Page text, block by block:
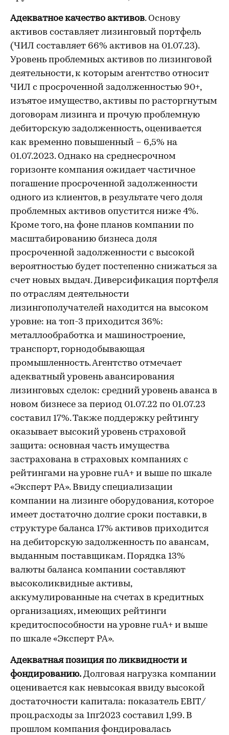
Адекватное качество активов. Основу
активов составляет лизинговый портфель
(ЧИЛ составляет 66% активов на 01.07.23).
Уровень проблемных активов по лизинговой
деятельности, к которым агентство относит
ЧИЛ с просроченной задолженностью 90+,
изъятое имущество, активы по расторгнутым
договорам лизинга и прочую проблемную
дебиторскую задолженность, оценивается
как временно повышенный – 6,5% на
01.07.2023. Однако на среднесрочном
горизонте компания ожидает частичное
погашение просроченной задолженности
одного из клиентов, в результате чего доля
проблемных активов опустится ниже 4%.
Кроме того, на фоне планов компании по
масштабированию бизнеса доля
просроченной задолженности с высокой
вероятностью будет постепенно снижаться за
счет новых выдач. Диверсификация портфеля
по отраслям деятельности
лизингополучателей находится на высоком
уровне: на топ-3 приходится 36%:
металлообработка и машиностроение,
транспорт, горнодобывающая
промышленность. Агентство отмечает
адекватный уровень авансирования
лизинговых сделок: средний уровень аванса в
новом бизнесе за период 01.07.22 по 01.07.23
составил 17%. Также поддержку рейтингу
оказывает высокий уровень страховой
защита: основная часть имущества
застрахована в страховых компаниях с
рейтингами на уровне ruA+ и выше по шкале
«Эксперт РА». Ввиду специализации
компании на лизинге оборудования, которое
имеет достаточно долгие сроки поставки, в
структуре баланса 17% активов приходится
на дебиторскую задолженность по авансам,
выданным поставщикам. Порядка 13%
валюты баланса компании составляют
высоколиквидные активы,
аккумулированные на счетах в кредитных
организациях, имеющих рейтинги
кредитоспособности на уровне ruA+ и выше
по шкале «Эксперт РА».
Адекватная позиция по ликвидности и
фондированию. Долговая нагрузка компании
оценивается как невысокая ввиду высокой
достаточности капитала: показатель EBIT/
проц.расходы за 1пг2023 составил 1,99. В
прошлом компания фондировалась